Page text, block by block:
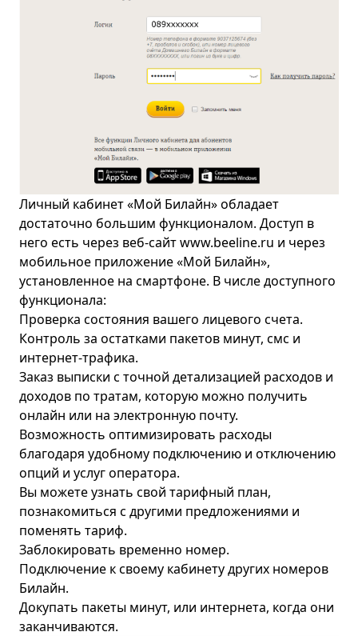
Личный кабинет «Мой Билайн» обладает
достаточно большим функционалом. Доступ в
него есть через веб-сайтwww.beeline.ru и через
мобильное приложение «Мой Билайн»,
установленное на смартфоне. В числе доступного
функционала:
Проверка состояния вашего лицевого счета.
Контроль за остатками пакетов минут, смс и
интернет-трафика.
Заказ выписки с точной детализацией расходов и
доходов по тратам, которую можно получить
онлайн или на электронную почту.
Возможность оптимизировать расходы
благодаря удобному подключению и отключению
опций и услуг оператора.
Вы можете узнать свой тарифный план,
познакомиться с другими предложениями и
поменять тариф.
Заблокировать временно номер.
Подключение к своему кабинету других номеров
Билайн.
Докупать пакеты минут, или интернета, когда они
заканчиваются.